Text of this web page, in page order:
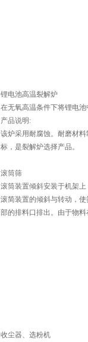
锂电池高温裂解炉
在无氧高温条件下将锂电
产品说明:
该炉采用耐腐蚀。耐磨材
，是裂解炉选择产品。
滚筒筛
滚筒装置倾斜安装于机架
简装置的倾斜与转动，
的排料口排出。由于物
收尘器、选粉机